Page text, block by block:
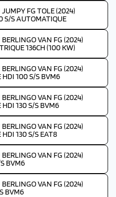
FG TOLE (2024)
S/S AUTOMATIQUE
VAN FG (2024)
136CH (100 KW)
VAN FG (2024)
HDI 100 S/S BVM6
VAN FG (2024)
130 S/S BVM6
VAN FG (2024)
130 S/S EAT8
VAN FG (2024)
BVM6
VAN FG (2024)
BVM6